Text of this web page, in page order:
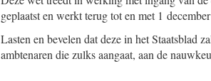
geplaatst en werkt terug tot en met 1
Lasten en bevelen dat deze in het Staatsblad
ambtenaren die zulks aangaat, aan de